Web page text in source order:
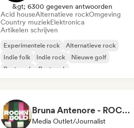
&gt; 6300 gegeven antwoorden
Acid houseAlternatieve rockOmgeving
Country muziekElektronica
Artikelen schrijven
Experimentele rock
Alternatieve rock
Indie folk
Indie rock
Nieuwe golf
Post punk
Post rock
Bruna Antenore - ROCKNBOLD
Media Outlet/Journalist